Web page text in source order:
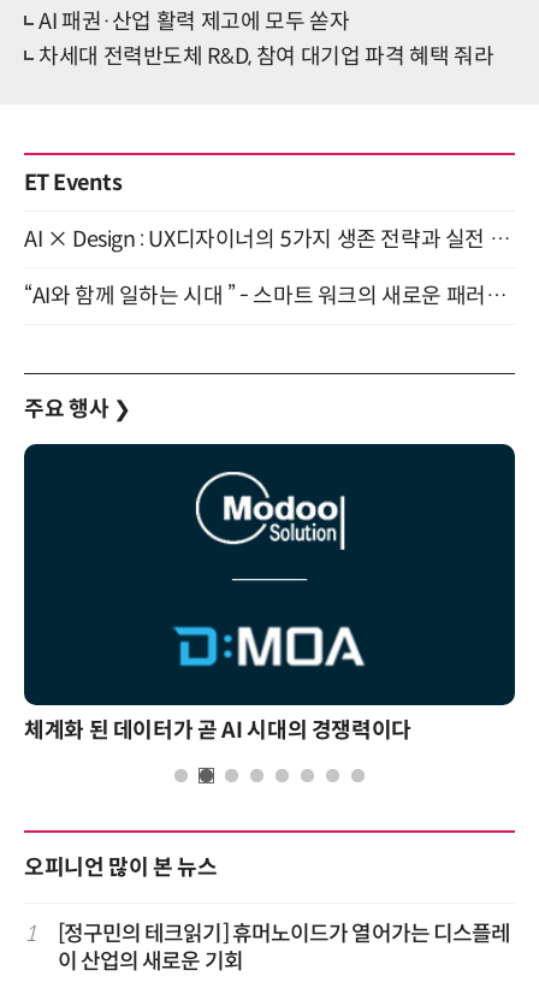
AI 패권·산업 활력 제고에 모두 쏟자
차세대 전력반도체 R&D, 참여 대기업 파격 혜택 줘라
ET Events
AI × Design : UX디자이너의 5가지 생존 전략과 실전 대응 8월 28일 개최
“AI와 함께 일하는 시대 ” - 스마트 워크의 새로운 패러다임 (9/11)
주요 행사 ❯
체계화 된 데이터가 곧 AI 시대의 경쟁력이다
오피니언 많이 본 뉴스
1
[정구민의 테크읽기] 휴머노이드가 열어가는 디스플레
이 산업의 새로운 기회